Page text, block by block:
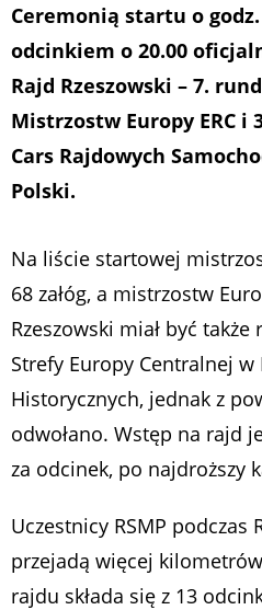
Ceremonią startu o
odcinkiem o 20.00
Rajd Rzeszowski – 7.
Mistrzostw Europy ERC
Cars Rajdowych
Polski.
Na liście startowej
68 załóg, a mistrzostw
Rzeszowski miał być
Strefy Europy Centralnej
Historycznych, jednak z
odwołano. Wstęp na rajd
za odcinek, po najdroższy
Uczestnicy RSMP podczas
przejadą więcej
rajdu składa się z 13